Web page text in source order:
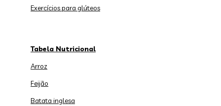
Exercícios para glúteos
Tabela Nutricional
Arroz
Feijão
Batata inglesa